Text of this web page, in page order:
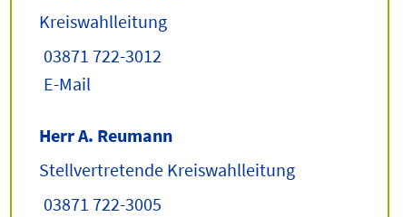
Kreiswahlleitung
03871 722-3012
E-Mail
Herr A. Reumann
Stellvertretende Kreiswahlleitung
03871 722-3005